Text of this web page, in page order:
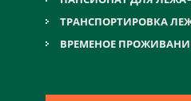
ТРАНСПОРТИРОВКА
ВРЕМЕНОЕ